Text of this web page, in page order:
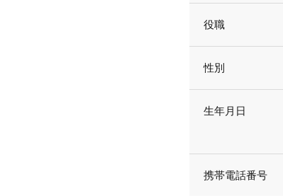
役職
性別
生年月日
携帯電話番号